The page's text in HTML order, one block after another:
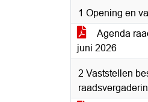
1 Opening en
Agenda
juni 2026
2 Vaststellen